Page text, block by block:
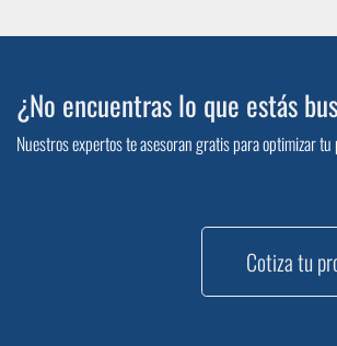
¿No encuentras lo que estás
Nuestros expertos te asesoran gratis para optimizar tu
Cotiza tu